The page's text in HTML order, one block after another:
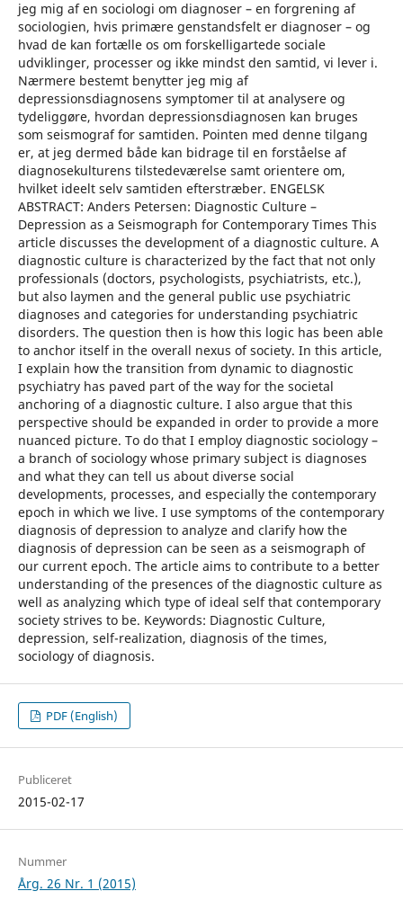
jeg mig af en sociologi om diagnoser – en forgrening af
sociologien, hvis primære genstandsfelt er diagnoser – og
hvad de kan fortælle os om forskelligartede sociale
udviklinger, processer og ikke mindst den samtid, vi lever i.
Nærmere bestemt benytter jeg mig af
depressionsdiagnosens symptomer til at analysere og
tydeliggøre, hvordan depressionsdiagnosen kan bruges
som seismograf for samtiden. Pointen med denne tilgang
er, at jeg dermed både kan bidrage til en forståelse af
diagnosekulturens tilstedeværelse samt orientere om,
hvilket ideelt selv samtiden efterstræber. ENGELSK
ABSTRACT: Anders Petersen: Diagnostic Culture –
Depression as a Seismograph for Contemporary Times This
article discusses the development of a diagnostic culture. A
diagnostic culture is characterized by the fact that not only
professionals (doctors, psychologists, psychiatrists, etc.),
but also laymen and the general public use psychiatric
diagnoses and categories for understanding psychiatric
disorders. The question then is how this logic has been able
to anchor itself in the overall nexus of society. In this article,
I explain how the transition from dynamic to diagnostic
psychiatry has paved part of the way for the societal
anchoring of a diagnostic culture. I also argue that this
perspective should be expanded in order to provide a more
nuanced picture. To do that I employ diagnostic sociology –
a branch of sociology whose primary subject is diagnoses
and what they can tell us about diverse social
developments, processes, and especially the contemporary
epoch in which we live. I use symptoms of the contemporary
diagnosis of depression to analyze and clarify how the
diagnosis of depression can be seen as a seismograph of
our current epoch. The article aims to contribute to a better
understanding of the presences of the diagnostic culture as
well as analyzing which type of ideal self that contemporary
society strives to be. Keywords: Diagnostic Culture,
depression, self-realization, diagnosis of the times,
sociology of diagnosis.
PDF (English)
Publiceret
2015-02-17
Nummer
Årg. 26 Nr. 1 (2015)